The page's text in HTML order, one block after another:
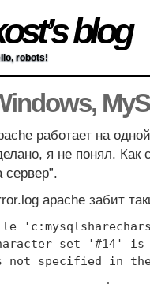
blog
robots!
работает на
я не понял. Как
сервер”.
apache забит
set '#14' is
not specified in